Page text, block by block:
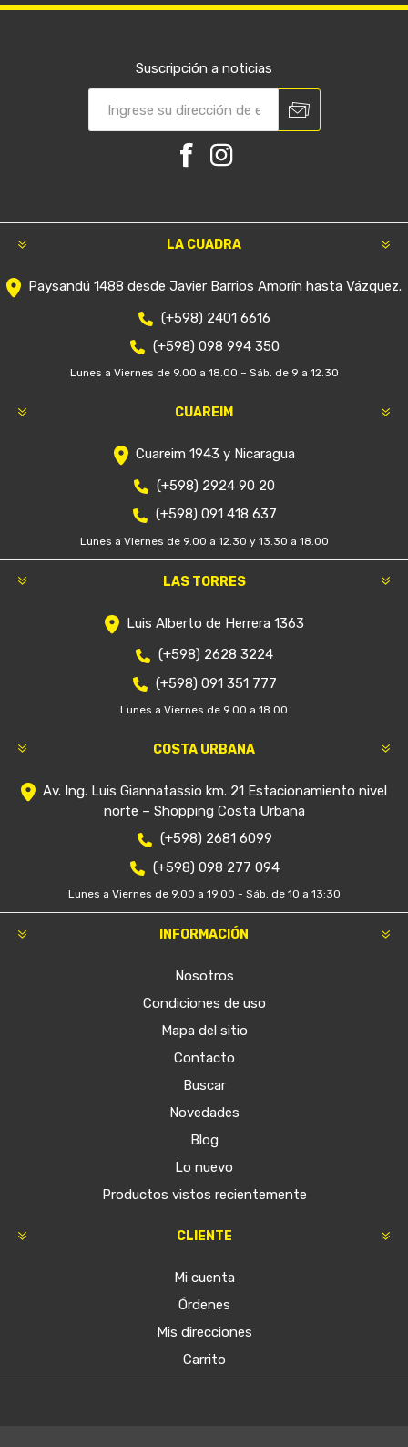
Suscripción a noticias
LA CUADRA
Paysandú 1488 desde Javier Barrios Amorín hasta Vázquez.
(+598) 2401 6616
(+598) 098 994 350
Lunes a Viernes de 9.00 a 18.00 – Sáb. de 9 a 12.30
CUAREIM
Cuareim 1943 y Nicaragua
(+598) 2924 90 20
(+598) 091 418 637
Lunes a Viernes de 9.00 a 12.30 y 13.30 a 18.00
LAS TORRES
Luis Alberto de Herrera 1363
(+598) 2628 3224
(+598) 091 351 777
Lunes a Viernes de 9.00 a 18.00
COSTA URBANA
Av. Ing. Luis Giannatassio km. 21 Estacionamiento nivel
norte – Shopping Costa Urbana
(+598) 2681 6099
(+598) 098 277 094
Lunes a Viernes de 9.00 a 19.00 - Sáb. de 10 a 13:30
INFORMACIÓN
Nosotros
Condiciones de uso
Mapa del sitio
Contacto
Buscar
Novedades
Blog
Lo nuevo
Productos vistos recientemente
CLIENTE
Mi cuenta
Órdenes
Mis direcciones
Carrito